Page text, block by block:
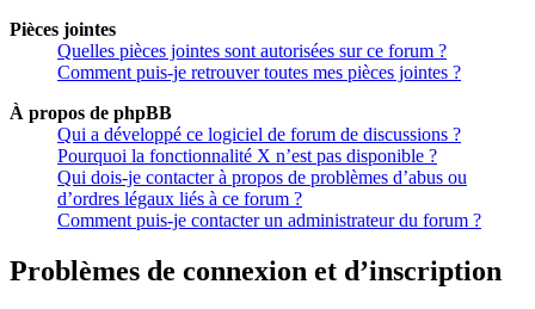
Pièces jointes
Quelles pièces jointes sont autorisées sur ce forum ?
Comment puis-je retrouver toutes mes pièces jointes ?
À propos de phpBB
Qui a développé ce logiciel de forum de discussions ?
Pourquoi la fonctionnalité X n’est pas disponible ?
Qui dois-je contacter à propos de problèmes d’abus ou
d’ordres légaux liés à ce forum ?
Comment puis-je contacter un administrateur du forum ?
Problèmes de connexion et d’inscription